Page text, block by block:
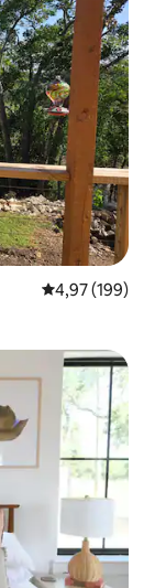
4,97 de uma
4,97 (199)